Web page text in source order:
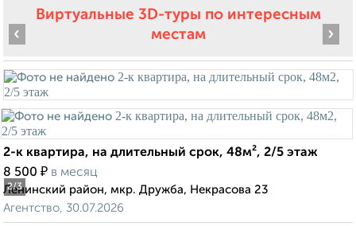
Виртуальные 3D-туры по интересным
местам
2/3
‹ ›
2-к квартира, на длительный срок, 48м², 2/5 этаж
8 500 ₽ в месяц
Ленинский район, мкр. Дружба, Некрасова 23
Агентство, 30.07.2026